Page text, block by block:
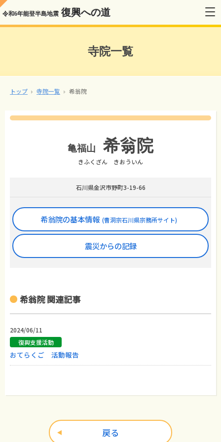
令和6年能登半島地震 復興への道
寺院一覧
トップ 寺院一覧 希翁院
亀福山 希翁院
きふくざん きおういん
石川県金沢市野町3-19-66
希翁院の基本情報 (曹洞宗石川県宗務所サイト)
震災からの記録
希翁院 関連記事
2024/06/11
復興支援活動
おてらくご 活動報告
戻る